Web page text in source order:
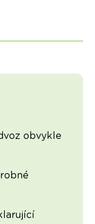
obvykle